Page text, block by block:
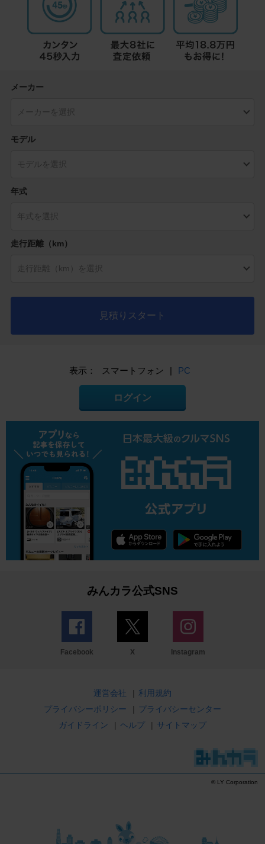
メーカー
モデル
年式
走行距離（km）
見積りスタート
表示： スマートフォン | PC
ログイン
みんカラ公式SNS
Facebook X Instagram
運営会社 | 利用規約
プライバシーポリシー
| プライバシーセンター
ガイドライン
| ヘルプ | サイトマップ
© LY Corporation